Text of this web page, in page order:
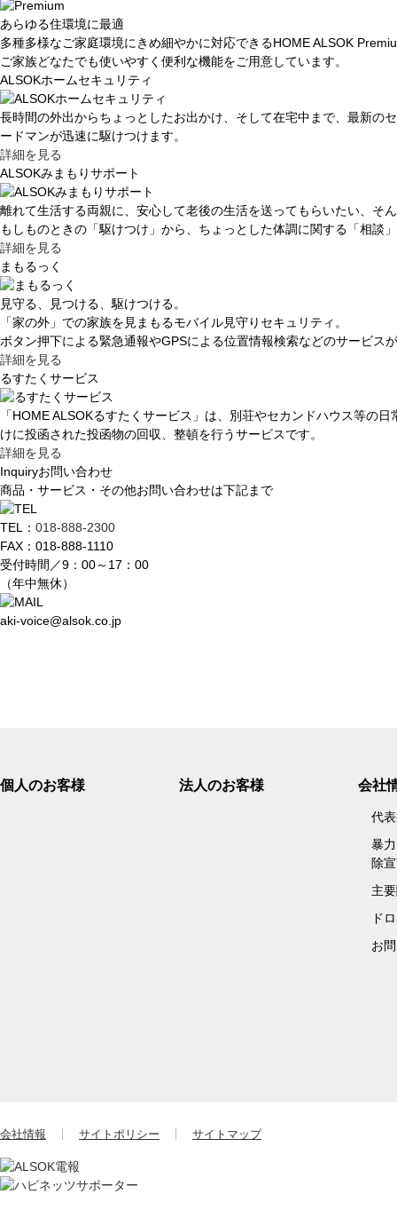
し
ま
す
フ
ッ
タ
ー
情
報
に
移
動
し
ま
す
あらゆる住環境に最適
多種多様なご家庭環境にきめ細やかに対応できるHOME ALSOK
ご家族どなたでも使いやすく便利な機能をご用意しています。
ALSOKホームセキュリティ
長時間の外出からちょっとしたお出かけ、そして在宅中まで、最新の
ードマンが迅速に駆けつけます。
詳細を見る
ALSOKみまもりサポート
離れて生活する両親に、安心して老後の生活を送ってもらいたい、そ
もしものときの「駆けつけ」から、ちょっとした体調に関する「相談
詳細を見る
まもるっく
見守る、見つける、駆けつける。
「家の外」での家族を見まもるモバイル見守りセキュリティ。
ボタン押下による緊急通報やGPSによる位置情報検索などのサービス
詳細を見る
るすたくサービス
「HOME ALSOKるすたくサービス」は、別荘やセカンドハウス等の
けに投函された投函物の回収、整頓を行うサービスです。
詳細を見る
Inquiryお問い合わせ
商品・サービス・その他お問い合わせは下記まで
TEL： 018-888-2300
FAX：018-888-1110
受付時間／9：00～17：00
（年中無休）
aki-voice@alsok.co.jp
個人のお客様 法人のお客様 会社
代
暴
除
主
ド
お
会社情報 サイトポリシー サイトマップ